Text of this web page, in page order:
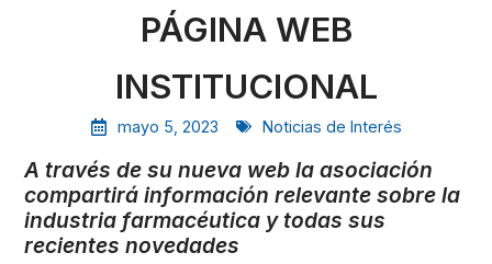
PÁGINA WEB
INSTITUCIONAL
mayo 5, 2023 Noticias de Interés
A través de su nueva web la asociación
compartirá información relevante sobre la
industria farmacéutica y todas sus
recientes novedades